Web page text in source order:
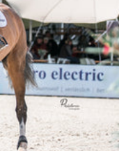
InstagramYouTube
SUCHEN